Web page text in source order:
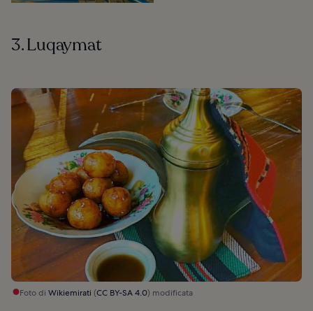
3. Luqaymat
Foto di Wikiemirati (CC BY-SA 4.0) modificata